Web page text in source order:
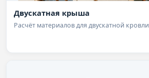
Двускатная крыша
Расчёт материалов для двускатной кровли